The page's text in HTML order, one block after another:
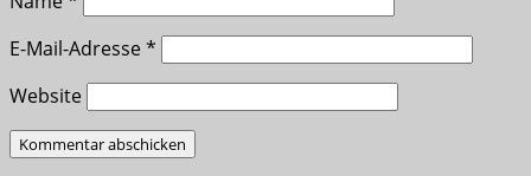
E-Mail-Adresse*
Website